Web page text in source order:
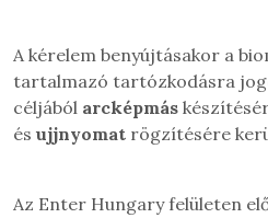
A kérelem benyújtásakor a
tartalmazó tartózkodásra
céljából arcképmás
és ujjnyomat rögzítésére
Az Enter Hungary felületen